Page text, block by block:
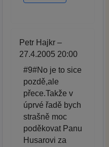
Petr Hajkr –
27.4.2005 20:00
#9#No je to sice
pozdě,ale
přece.Takže v
úprvé řadě bych
strašně moc
poděkovat Panu
Husarovi za